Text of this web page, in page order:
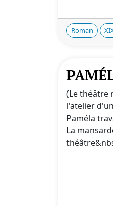
Roman
(Le théâtre
l'atelier
Paméla
La